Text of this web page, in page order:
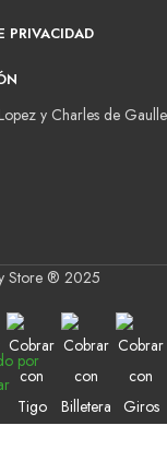
PRIVACIDAD
y Charles de Gaulle
Store ® 2025